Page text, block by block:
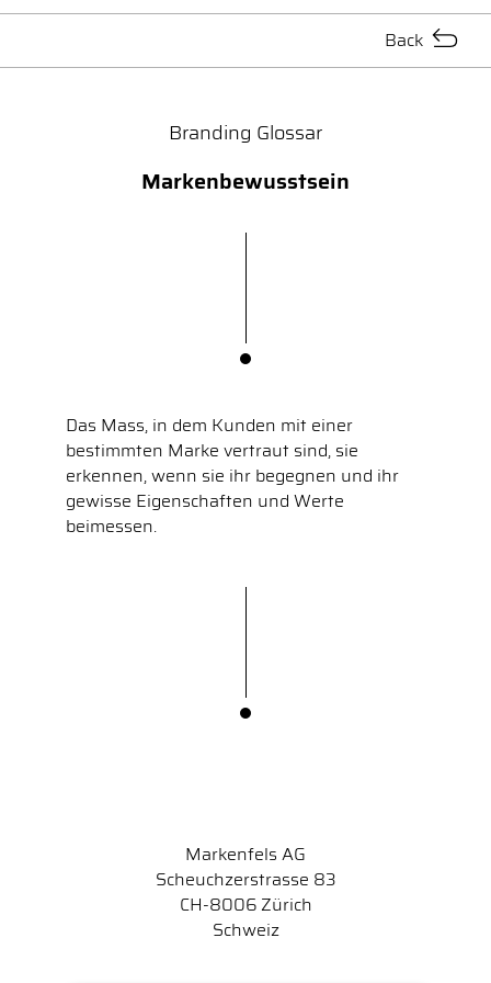
Back
Branding Glossar
Markenbewusstsein
Das Mass, in dem Kunden mit einer
bestimmten Marke vertraut sind, sie
erkennen, wenn sie ihr begegnen und ihr
gewisse Eigenschaften und Werte
beimessen.
Markenfels AG
Scheuchzerstrasse 83
CH-8006 Zürich
Schweiz